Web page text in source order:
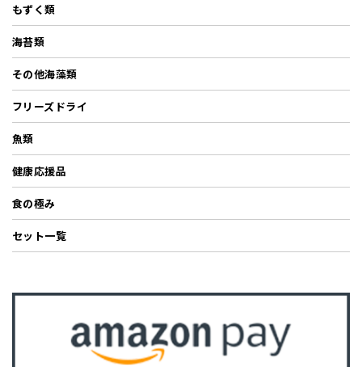
もずく類
海苔類
その他海藻類
フリーズドライ
魚類
健康応援品
食の極み
セット一覧